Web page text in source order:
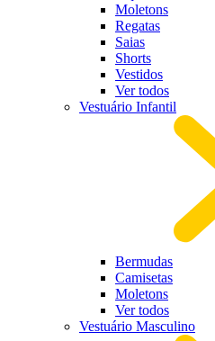
Moletons
Regatas
Saias
Shorts
Vestidos
Ver todos
Vestuário Infantil
Bermudas
Camisetas
Moletons
Ver todos
Vestuário Masculino